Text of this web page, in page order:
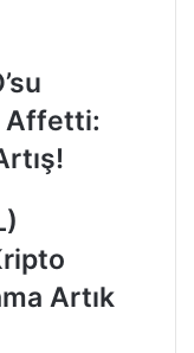
Affetti:
Artık